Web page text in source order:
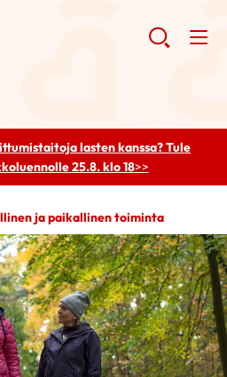
lasten kanssa? Tule
25.8. klo 18>>
ja paikallinen toiminta